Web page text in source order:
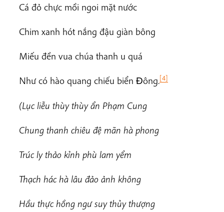
Cá đỏ chực mồi ngoi mặt nước
Chim xanh hót nắng đậu giàn bông
Miếu đền vua chúa thanh u quá
Như có hào quang chiếu biển Ðông.[4]
(Lục liễu thùy thùy ẩn Phạm Cung
Chung thanh chiêu đệ mãn hà phong
Trúc ly thảo kỉnh phù lam yểm
Thạch hác hà lâu đảo ảnh không
Hầu thực hồng ngư suy thủy thượng